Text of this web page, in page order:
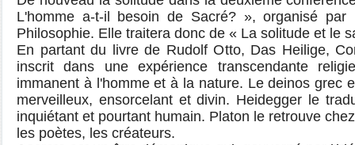
L'homme a-t-il besoin de Sacré? », organisé par
Philosophie. Elle traitera donc de « La solitude et le
En partant du livre de Rudolf Otto, Das Heilige,
inscrit dans une expérience transcendante
immanent à l'homme et à la nature. Le deinos grec
merveilleux, ensorcelant et divin. Heidegger le
inquiétant et pourtant humain. Platon le retrouve
les poètes, les créateurs.